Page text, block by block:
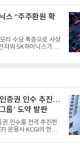
스 “주주환원 확
리 수요 폭증으로 사상
자와 SK하이닉스가 5
증권 인수 추진…
룹’ 도약 발판
인수를 전격 추진한
운용사 KCGI의 한양